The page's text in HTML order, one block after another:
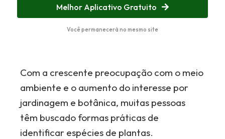
Melhor Aplicativo Gratuito
Você permanecerá no mesmo site
Com a crescente preocupação com o meio
ambiente e o aumento do interesse por
jardinagem e botânica, muitas pessoas
têm buscado formas práticas de
identificar espécies de plantas.